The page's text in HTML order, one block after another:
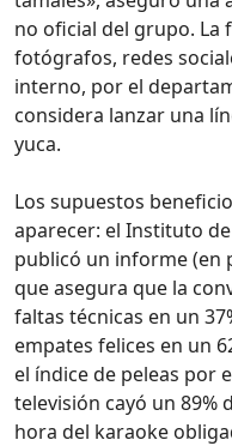
no oficial del grupo. La
fotógrafos, redes
interno, por el
considera lanzar una
yuca.
Los supuestos
aparecer: el Instituto
publicó un informe (en
que asegura que la
faltas técnicas en un
empates felices en un
el índice de peleas por
televisión cayó un 89%
hora del karaoke